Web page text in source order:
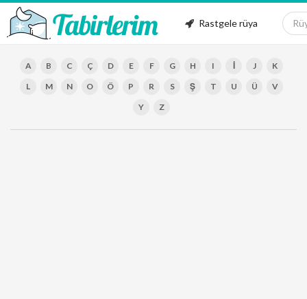
Rastgele rüya
A B C Ç D E F G H I İ J
K
L
M N O Ö P R S Ş T U Ü
V
Y
Z